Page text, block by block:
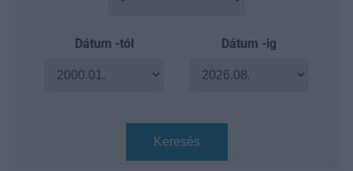
Dátum -tól Dátum -ig
Keresés